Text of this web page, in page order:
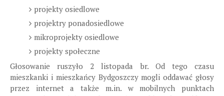
projekty osiedlowe
projektry ponadosiedlowe
mikroprojekty osiedlowe
projekty społeczne
Głosowanie ruszyło 2 listopada br. Od tego czasu
mieszkanki i mieszkańcy Bydgoszczy mogli oddawać głosy
przez internet a także m.in. w mobilnych punktach